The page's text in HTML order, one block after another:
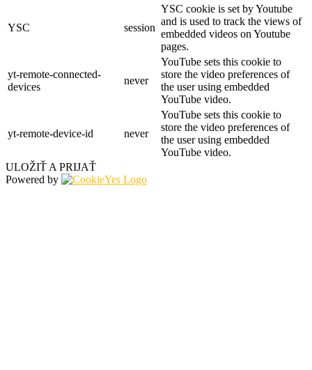
YSC session
YSC cookie is set by Youtube
and is used to track the views of
embedded videos on Youtube
pages.
yt-remote-connected-
devices
never
YouTube sets this cookie to
store the video preferences of
the user using embedded
YouTube video.
yt-remote-device-id never
YouTube sets this cookie to
store the video preferences of
the user using embedded
YouTube video.
ULOŽIŤ A PRIJAŤ
Powered by